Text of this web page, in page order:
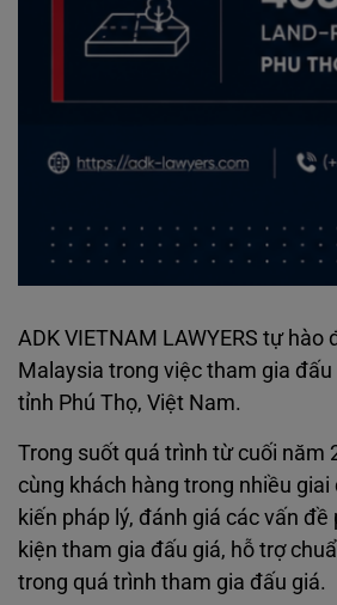
ADK VIETNAM LAWYERS tự
Malaysia trong việc tham gia
tỉnh Phú Thọ, Việt Nam.
Trong suốt quá trình từ cuối năm
cùng khách hàng trong nhiều
kiến pháp lý, đánh giá các vấn
kiện tham gia đấu giá, hỗ trợ
trong quá trình tham gia đấu giá.